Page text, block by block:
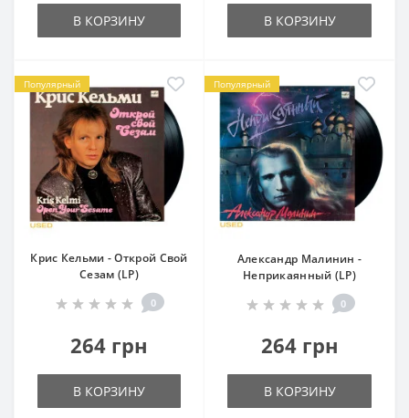
В КОРЗИНУ В КОРЗИНУ
Популярный
Крис Кельми - Открой Свой
Сезам (LP)
0
264 грн
В КОРЗИНУ
Популярный
Александр Малинин -
Неприкаянный (LP)
0
264 грн
В КОРЗИНУ